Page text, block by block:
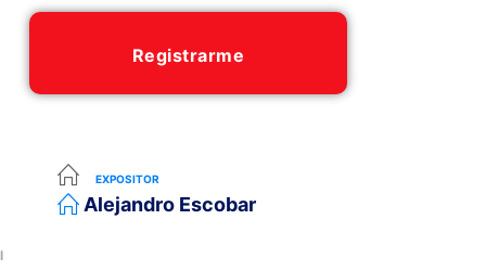
Registrarme
EXPOSITOR
Alejandro Escobar